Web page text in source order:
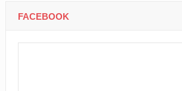
FACEBOOK